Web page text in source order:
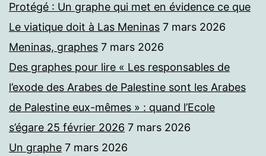
Protégé : Un graphe qui met en évidence ce que
Le viatique doit à Las Meninas 7 mars 2026
Meninas, graphes 7 mars 2026
Des graphes pour lire « Les responsables de
l’exode des Arabes de Palestine sont les Arabes
de Palestine eux-mêmes » : quand l’Ecole
s’égare 25 février 2026 7 mars 2026
Un graphe 7 mars 2026